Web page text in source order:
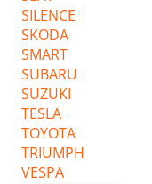
SILENCE
SKODA
SMART
SUBARU
SUZUKI
TESLA
TOYOTA
TRIUMPH
VESPA